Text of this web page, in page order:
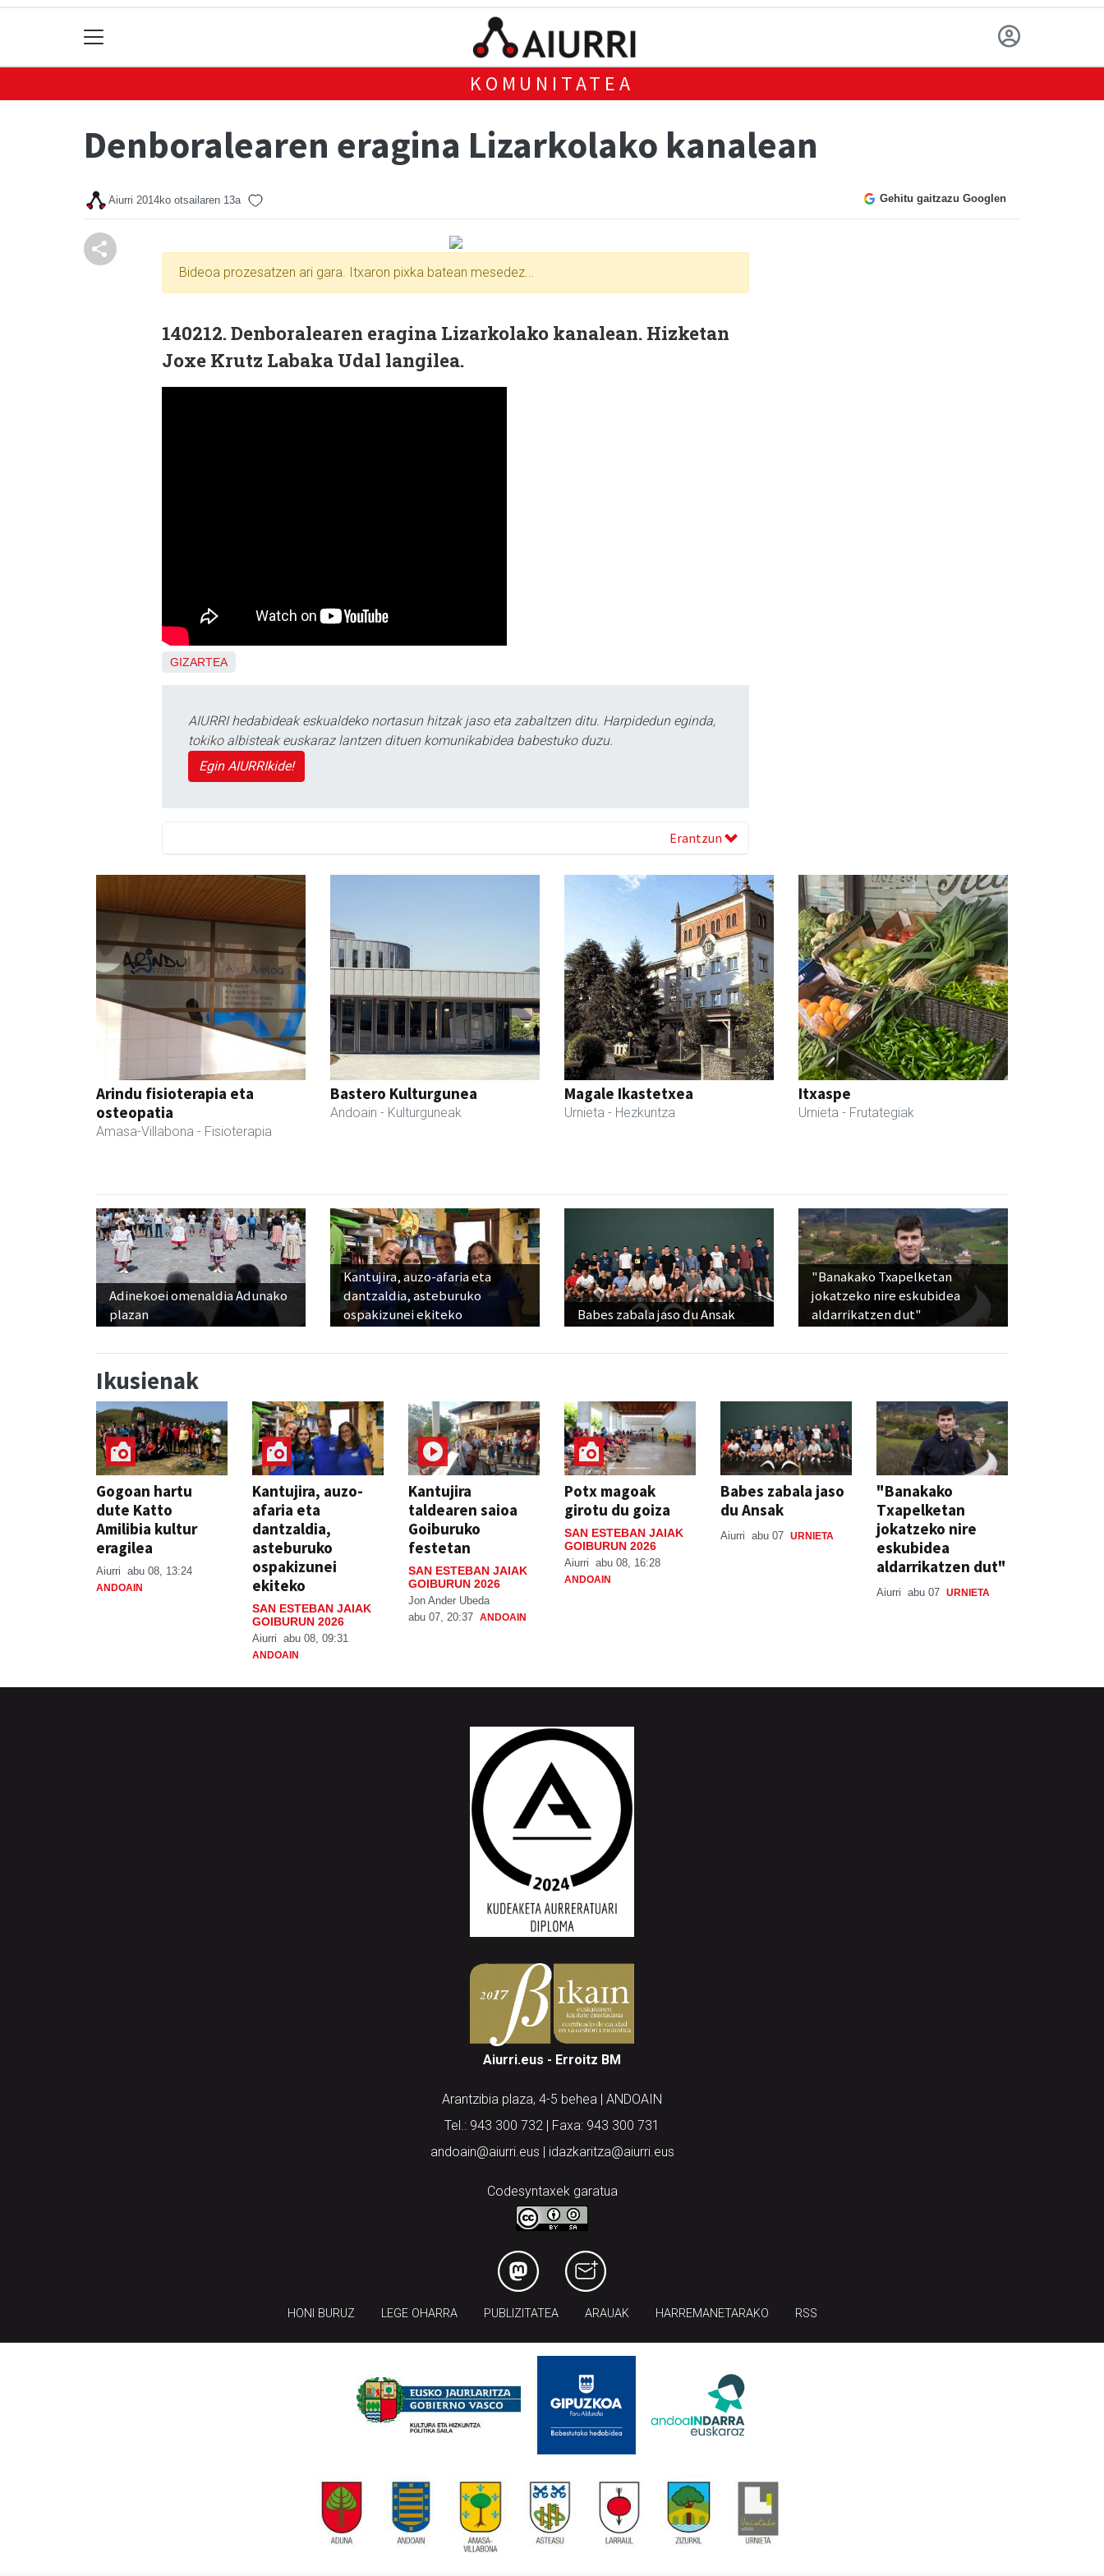
KOMUNITATEA
Denboralearen eragina Lizarkolako kanalean
Aiurri 2014ko otsailaren 13a Gehitu gaitzazu Googlen
Bideoa prozesatzen ari gara. Itxaron pixka batean mesedez...
140212. Denboralearen eragina Lizarkolako kanalean. Hizketan
Joxe Krutz Labaka Udal langilea.
GIZARTEA
AIURRI hedabideak eskualdeko nortasun hitzak jaso eta zabaltzen ditu. Harpidedun eginda,
tokiko albisteak euskaraz lantzen dituen komunikabidea babestuko duzu.
Egin AIURRIkide!
Erantzun
Arindu fisioterapia eta
osteopatia
Amasa-Villabona - Fisioterapia
Bastero Kulturgunea
Andoain - Kulturguneak
Magale Ikastetxea
Urnieta - Hezkuntza
Itxaspe
Urnieta - Frutategiak
Adinekoei omenaldia Adunako
plazan
Kantujira, auzo-afaria eta
dantzaldia, asteburuko
ospakizunei ekiteko
Babes zabala jaso du Ansak
"Banakako Txapelketan
jokatzeko nire eskubidea
aldarrikatzen dut"
Ikusienak
Gogoan hartu
dute Katto
Amilibia kultur
eragilea
Aiurri abu 08, 13:24
ANDOAIN
Kantujira, auzo-
afaria eta
dantzaldia,
asteburuko
ospakizunei
ekiteko
SAN ESTEBAN JAIAK
GOIBURUN 2026
Aiurri abu 08, 09:31
ANDOAIN
Kantujira
taldearen saioa
Goiburuko
festetan
SAN ESTEBAN JAIAK
GOIBURUN 2026
Jon Ander Ubeda
abu 07, 20:37 ANDOAIN
Potx magoak
girotu du goiza
SAN ESTEBAN JAIAK
GOIBURUN 2026
Aiurri abu 08, 16:28
ANDOAIN
Babes zabala jaso
du Ansak
Aiurri abu 07 URNIETA
"Banakako
Txapelketan
jokatzeko nire
eskubidea
aldarrikatzen dut"
Aiurri abu 07 URNIETA
Aiurri.eus - Erroitz BM
Arantzibia plaza, 4-5 behea | ANDOAIN
Tel.: 943 300 732 | Faxa: 943 300 731
andoain@aiurri.eus | idazkaritza@aiurri.eus
Codesyntaxek garatua
HONI BURUZ LEGE OHARRA PUBLIZITATEA ARAUAK HARREMANETARAKO RSS